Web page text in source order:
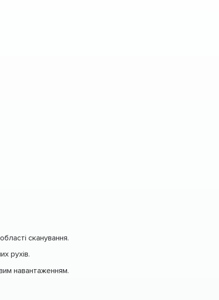
сканування.
рухів.
навантаженням.